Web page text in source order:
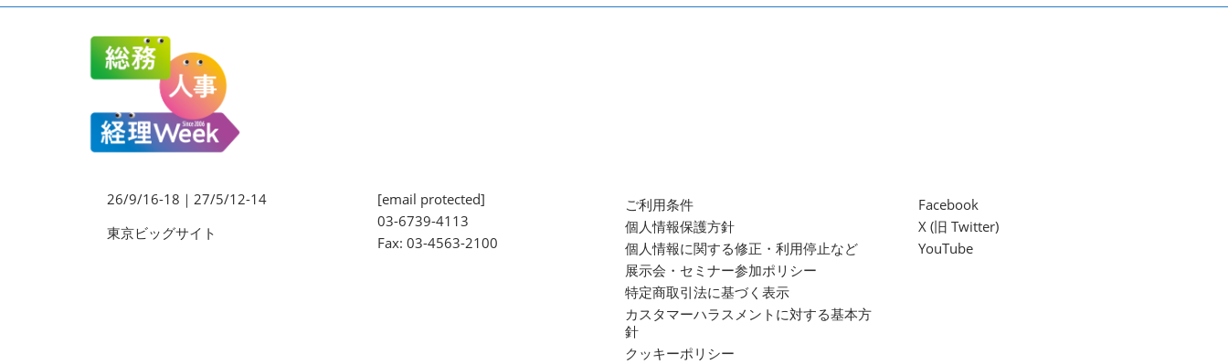
【9月より】バックオフィス
AIエージェント EXPO
【9月】展示会概要
26/9/16-18｜27/5/12-14
東京ビッグサイト
[email protected]
03-6739-4113
Fax: 03-4563-2100
ご利用条件
個人情報保護方針
個人情報に関する修正・利用停止など
展示会・セミナー参加ポリシー
特定商取引法に基づく表示
カスタマーハラスメントに対する基本方
針
クッキーポリシー
Facebook
X (旧 Twitter)
YouTube